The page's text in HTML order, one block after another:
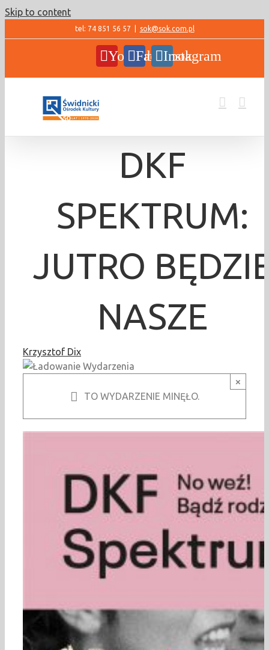
Skip to content
tel: 74 851 56 57 sok@sok.com.pl
YouTubeFacebookInstagram
DKF
SPEKTRUM:
JUTRO
NASZE
Krzysztof Dix
×
TO WYDARZENIE MINĘŁO.